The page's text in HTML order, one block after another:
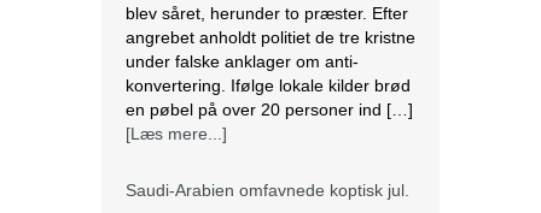
blev såret, herunder to præster. Efter
angrebet anholdt politiet de tre kristne
under falske anklager om anti-
konvertering. Ifølge lokale kilder brød
en pøbel på over 20 personer ind […]
[Læs mere...]
Saudi-Arabien omfavnede koptisk jul.